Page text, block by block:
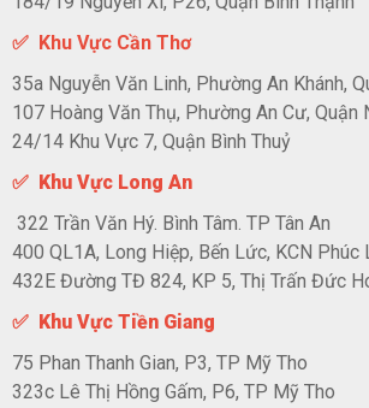
✅ Khu Vực Cần Thơ
35a Nguyễn Văn Linh, Phường An Khánh,
107 Hoàng Văn Thụ, Phường An Cư, Quận
24/14 Khu Vực 7, Quận Bình Thuỷ
✅ Khu Vực Long An
322 Trần Văn Hý. Bình Tâm. TP Tân An
400 QL1A, Long Hiệp, Bến Lức, KCN Phúc
432E Đường TĐ 824, KP 5, Thị Trấn Đức
✅ Khu Vực Tiền Giang
75 Phan Thanh Gian, P3, TP Mỹ Tho
323c Lê Thị Hồng Gấm, P6, TP Mỹ Tho